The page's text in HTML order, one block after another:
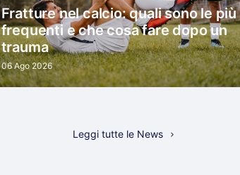
Fratture nel calcio: quali sono le più
frequenti e che cosa fare dopo un
trauma
06 Ago 2026
Leggi tutte le News